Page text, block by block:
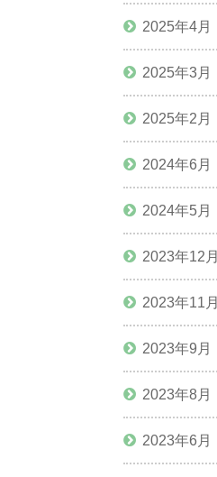
2025年4月
2025年3月
2025年2月
2024年6月
2024年5月
2023年12月
2023年11月
2023年9月
2023年8月
2023年6月